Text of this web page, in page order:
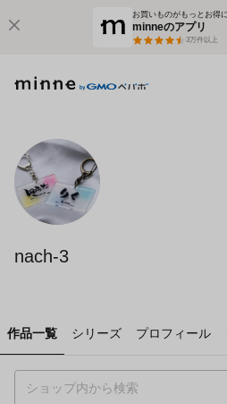
お買いものがもっとお得
minneのアプリ
3万件以上
nach-3
作品一覧 シリーズ プロフィール